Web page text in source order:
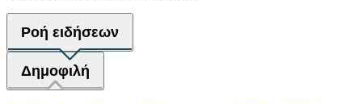
Ροή ειδήσεων
Δημοφιλή